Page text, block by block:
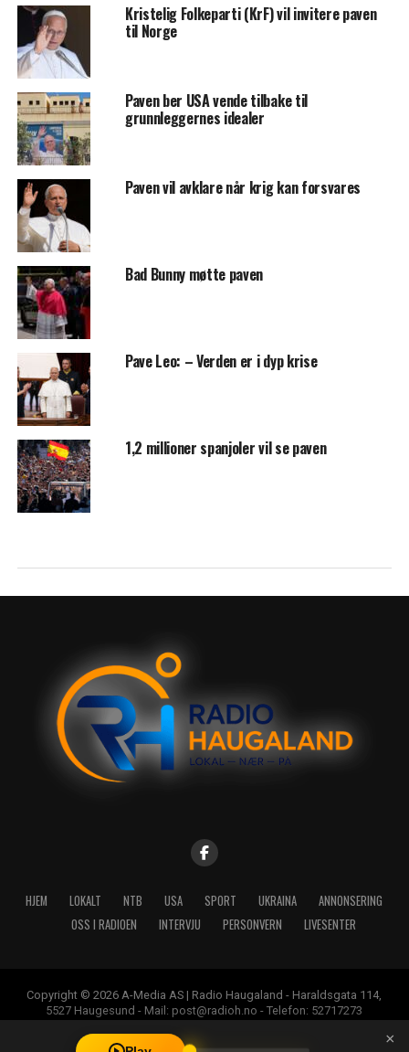
Kristelig Folkeparti (KrF) vil invitere paven
til Norge
Paven ber USA vende tilbake til
grunnleggernes idealer
Paven vil avklare når krig kan forsvares
Bad Bunny møtte paven
Pave Leo: – Verden er i dyp krise
1,2 millioner spanjoler vil se paven
HJEM LOKALT NTB USA SPORT UKRAINA
ANNONSERING
OSS I RADIOEN
INTERVJU PERSONVERN LIVESENTER
Copyright © 2026 A-Media AS | Radio Haugaland - Haraldsgata 114,
5527 Haugesund - Mail: post@radioh.no - Telefon: 52717273
×